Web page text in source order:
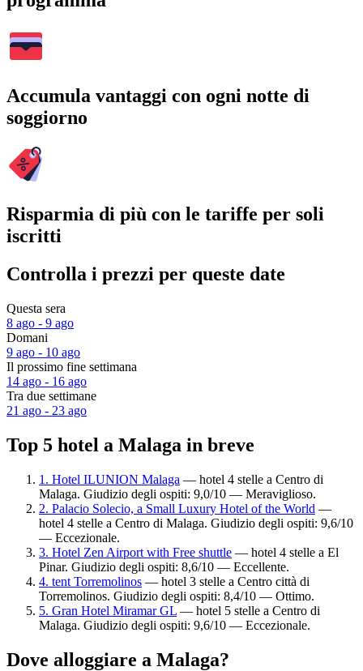
Accumula vantaggi con ogni notte di
soggiorno
Risparmia di più con le tariffe per soli
iscritti
Controlla i prezzi per queste date
Questa sera
8 ago - 9 ago
Domani
9 ago - 10 ago
Il prossimo fine settimana
14 ago - 16 ago
Tra due settimane
21 ago - 23 ago
Top 5 hotel a Malaga in breve
1. Hotel ILUNION Malaga — hotel 4 stelle a Centro di
Malaga. Giudizio degli ospiti: 9,0/10 — Meraviglioso.
2. Palacio Solecio, a Small Luxury Hotel of the World —
hotel 4 stelle a Centro di Malaga. Giudizio degli ospiti: 9,6/10
— Eccezionale.
3. Hotel Zen Airport with Free shuttle — hotel 4 stelle a El
Pinar. Giudizio degli ospiti: 8,6/10 — Eccellente.
4. tent Torremolinos — hotel 3 stelle a Centro città di
Torremolinos. Giudizio degli ospiti: 8,4/10 — Ottimo.
5. Gran Hotel Miramar GL — hotel 5 stelle a Centro di
Malaga. Giudizio degli ospiti: 9,6/10 — Eccezionale.
Dove alloggiare a Malaga?